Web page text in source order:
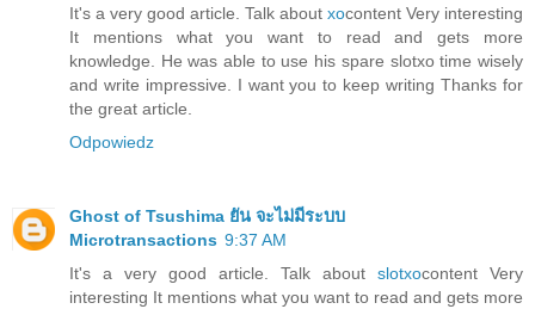
It's a very good article. Talk about xocontent Very interesting
It mentions what you want to read and gets more
knowledge. He was able to use his spare slotxo time wisely
and write impressive. I want you to keep writing Thanks for
the great article.
Odpowiedz
Ghost of Tsushima ยัน จะไม่มีระบบ
Microtransactions 9:37 AM
It's a very good article. Talk about slotxocontent Very
interesting It mentions what you want to read and gets more